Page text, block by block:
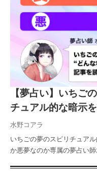
【夢占い】いちご
チュアル的な暗示
水野コアラ
いちごの夢のスピリチュア
か悪夢なのか専属の夢占い師